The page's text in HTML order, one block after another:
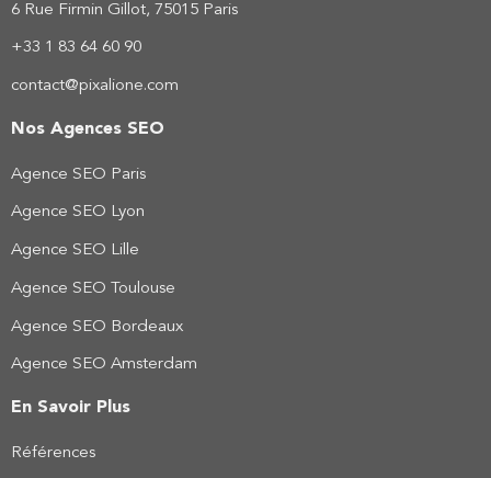
6 Rue Firmin Gillot, 75015 Paris
+33 1 83 64 60 90
contact@pixalione.com
Nos Agences SEO
Agence SEO Paris
Agence SEO Lyon
Agence SEO Lille
Agence SEO Toulouse
Agence SEO Bordeaux
Agence SEO Amsterdam
En Savoir Plus
Références